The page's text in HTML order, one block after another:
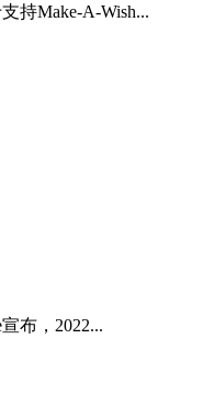
持Make-A-Wish...
布，2022...